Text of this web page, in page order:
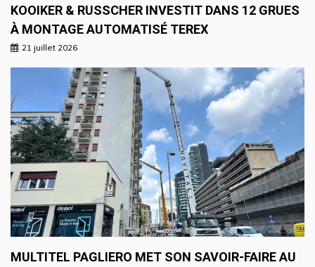
KOOIKER & RUSSCHER INVESTIT DANS 12 GRUES
À MONTAGE AUTOMATISÉ TEREX
21 juillet 2026
MULTITEL PAGLIERO MET SON SAVOIR-FAIRE AU